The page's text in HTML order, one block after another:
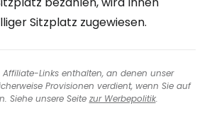
Sitzplatz zugewiesen.
Affiliate-Links enthalten, an denen unser
Provisionen verdient, wenn Sie auf
Siehe unsere Seite zur Werbepolitik.